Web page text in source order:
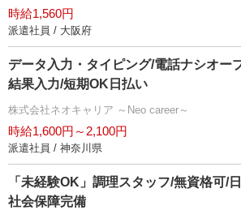
時給1,560円
派遣社員 / 大阪府
データ入力・タイピング/電話ナシオー
結果入力/短期OK日払い
株式会社ネオキャリア ～Neo career～
時給1,600円～2,100円
派遣社員 / 神奈川県
「未経験OK」調理スタッフ/無資格可/
社会保障完備